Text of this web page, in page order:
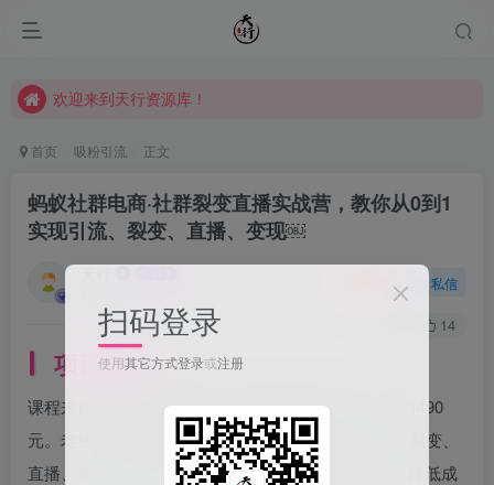
欢迎来到天行资源库！
首页 吸粉引流 正文
蚂蚁社群电商·社群裂变直播实战营，教你从0到1
实现引流、裂变、直播、变现￼
私信
14
项目介绍
课程来自蚂蚁社群电商的社群裂变直播实战营，价值1490
元。老板如何正确转型升级，教你从0到1实现引流、裂变、
直播、变现，线上线下相结合，建立私域流量池如何降低成
扫码登录
使用其它方式登录或注册